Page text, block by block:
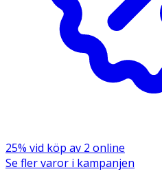
25% vid köp av 2 online
Se fler varor i kampanjen